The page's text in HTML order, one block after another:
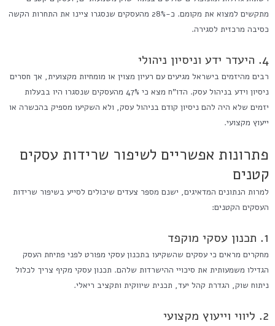
מתקשים למצוא את מקומם. כ-28% מהעסקים שנסגרו ציינו את התחרות הקשה
כסיבה מרכזית לסגירה.
4. היעדר ידע וניסיון ניהולי
רבים מהיזמים בישראל מגיעים עם רעיון מצוין או מומחיות מקצועית, אך חסרים
ניסיון וידע בניהול עסק. הדו"ח מצא כי 47% מהעסקים שנסגרו היו בבעלות
יזמים שלא היה להם ניסיון קודם בניהול עסק, ולא השקיעו מספיק בהכשרה או
ייעוץ מקצועי.
פתרונות אפשריים לשיפור שרידות עסקים
קטנים
למרות הנתונים המדאיגים, ישנם מספר צעדים שיכולים לסייע בשיפור שרידות
העסקים הקטנים:
1. תכנון עסקי מוקפד
מחקרים מראים כי עסקים שהשקיעו בתכנון עסקי מפורט לפני פתיחת העסק
הגדילו משמעותית את סיכויי ההישרדות שלהם. תכנון עסקי מקיף צריך לכלול
ניתוח שוק, הגדרת קהל יעד, תכנית שיווקית ותקציב ריאלי.
2. ליווי וייעוץ מקצועי